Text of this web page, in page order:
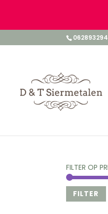
FILTER OP
FILTER